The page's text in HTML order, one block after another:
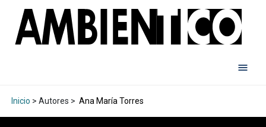
Inicio > Autores > Ana María Torres